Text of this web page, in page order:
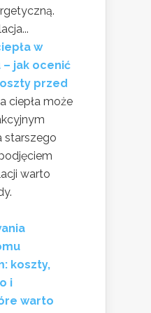
w
jak ocenić
przed
ciepła może
starszego
warto
koszty,
i
warto